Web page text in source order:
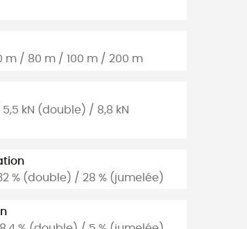
m / 80 m / 100 m / 200 m
kN (double) / 8,8 kN
% (double) / 28 % (jumelée)